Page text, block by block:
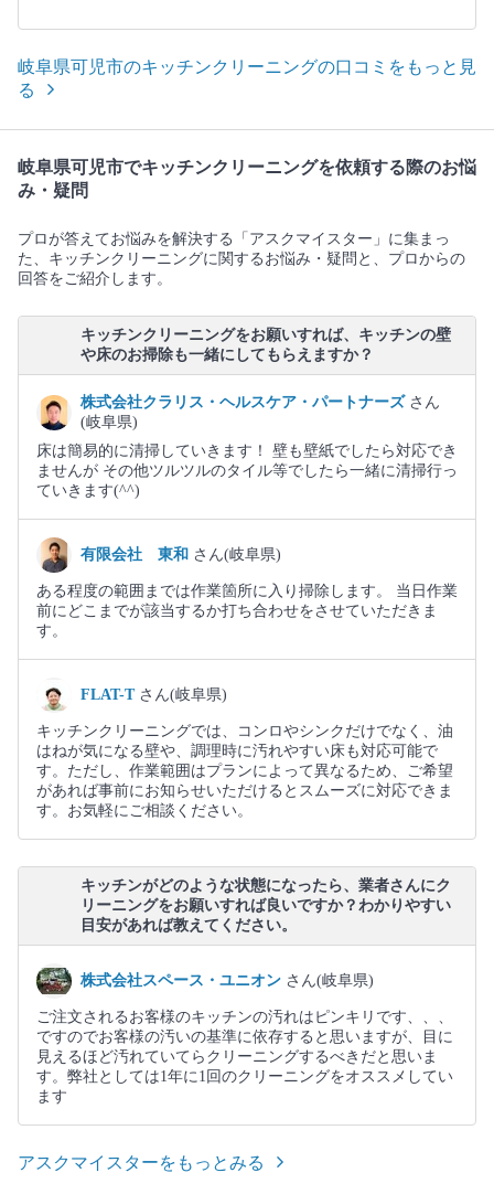
岐阜県可児市のキッチンクリーニングの口コミをもっと見
る
岐阜県可児市でキッチンクリーニングを依頼する際のお悩
み・疑問
プロが答えてお悩みを解決する「アスクマイスター」に集まっ
た、キッチンクリーニングに関するお悩み・疑問と、プロからの
回答をご紹介します。
キッチンクリーニングをお願いすれば、キッチンの壁
や床のお掃除も一緒にしてもらえますか？
株式会社クラリス・ヘルスケア・パートナーズ さん
(岐阜県)
床は簡易的に清掃していきます！ 壁も壁紙でしたら対応でき
ませんが その他ツルツルのタイル等でしたら一緒に清掃行っ
ていきます(⁠^⁠^⁠)
有限会社 東和 さん(岐阜県)
ある程度の範囲までは作業箇所に入り掃除します。 当日作業
前にどこまでが該当するか打ち合わせをさせていただきま
す。
FLAT-T さん(岐阜県)
キッチンクリーニングでは、コンロやシンクだけでなく、油
はねが気になる壁や、調理時に汚れやすい床も対応可能で
す。ただし、作業範囲はプランによって異なるため、ご希望
があれば事前にお知らせいただけるとスムーズに対応できま
す。お気軽にご相談ください。
キッチンがどのような状態になったら、業者さんにク
リーニングをお願いすれば良いですか？わかりやすい
目安があれば教えてください。
株式会社スペース・ユニオン さん(岐阜県)
ご注文されるお客様のキッチンの汚れはピンキリです、、、
ですのでお客様の汚いの基準に依存すると思いますが、目に
見えるほど汚れていてらクリーニングするべきだと思いま
す。弊社としては1年に1回のクリーニングをオススメしてい
ます
アスクマイスターをもっとみる